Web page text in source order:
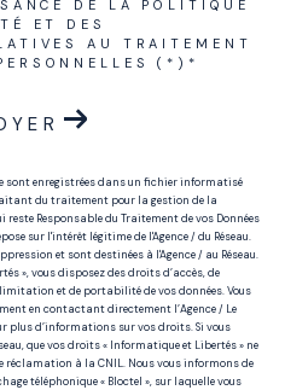
DE LA POLITIQUE
ET DES
AU TRAITEMENT
(*)*
sont enregistrées dans un fichier informatisé
du traitement pour la gestion de la
reste Responsable du Traitement de vos Données
sur l'intérêt légitime de l'Agence / du Réseau.
et sont destinées à l'Agence / au Réseau.
», vous disposez des droits d’accès, de
et de portabilité de vos données. Vous
en contactant directement l’Agence / Le
plus d’informations sur vos droits. Si vous
que vos droits « Informatique et Libertés » ne
réclamation à la CNIL. Nous vous informons de
téléphonique « Bloctel », sur laquelle vous